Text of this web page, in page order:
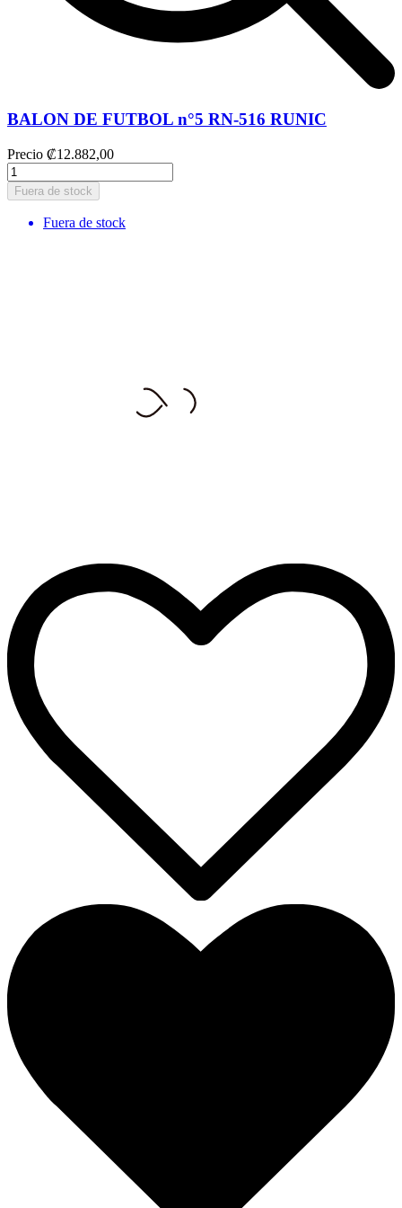
BALON DE FUTBOL n°5 RN-516 RUNIC
Precio ₡12.882,00
Fuera de stock
Fuera de stock